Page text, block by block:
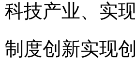
科技产业、实
制度创新实现